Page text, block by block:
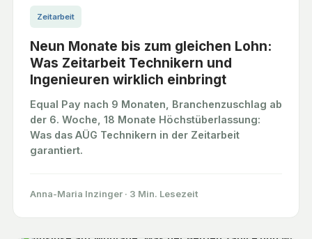
Zeitarbeit
Neun Monate bis zum gleichen Lohn:
Was Zeitarbeit Technikern und
Ingenieuren wirklich einbringt
Equal Pay nach 9 Monaten, Branchenzuschlag ab
der 6. Woche, 18 Monate Höchstüberlassung:
Was das AÜG Technikern in der Zeitarbeit
garantiert.
Anna-Maria Inzinger · 3 Min. Lesezeit